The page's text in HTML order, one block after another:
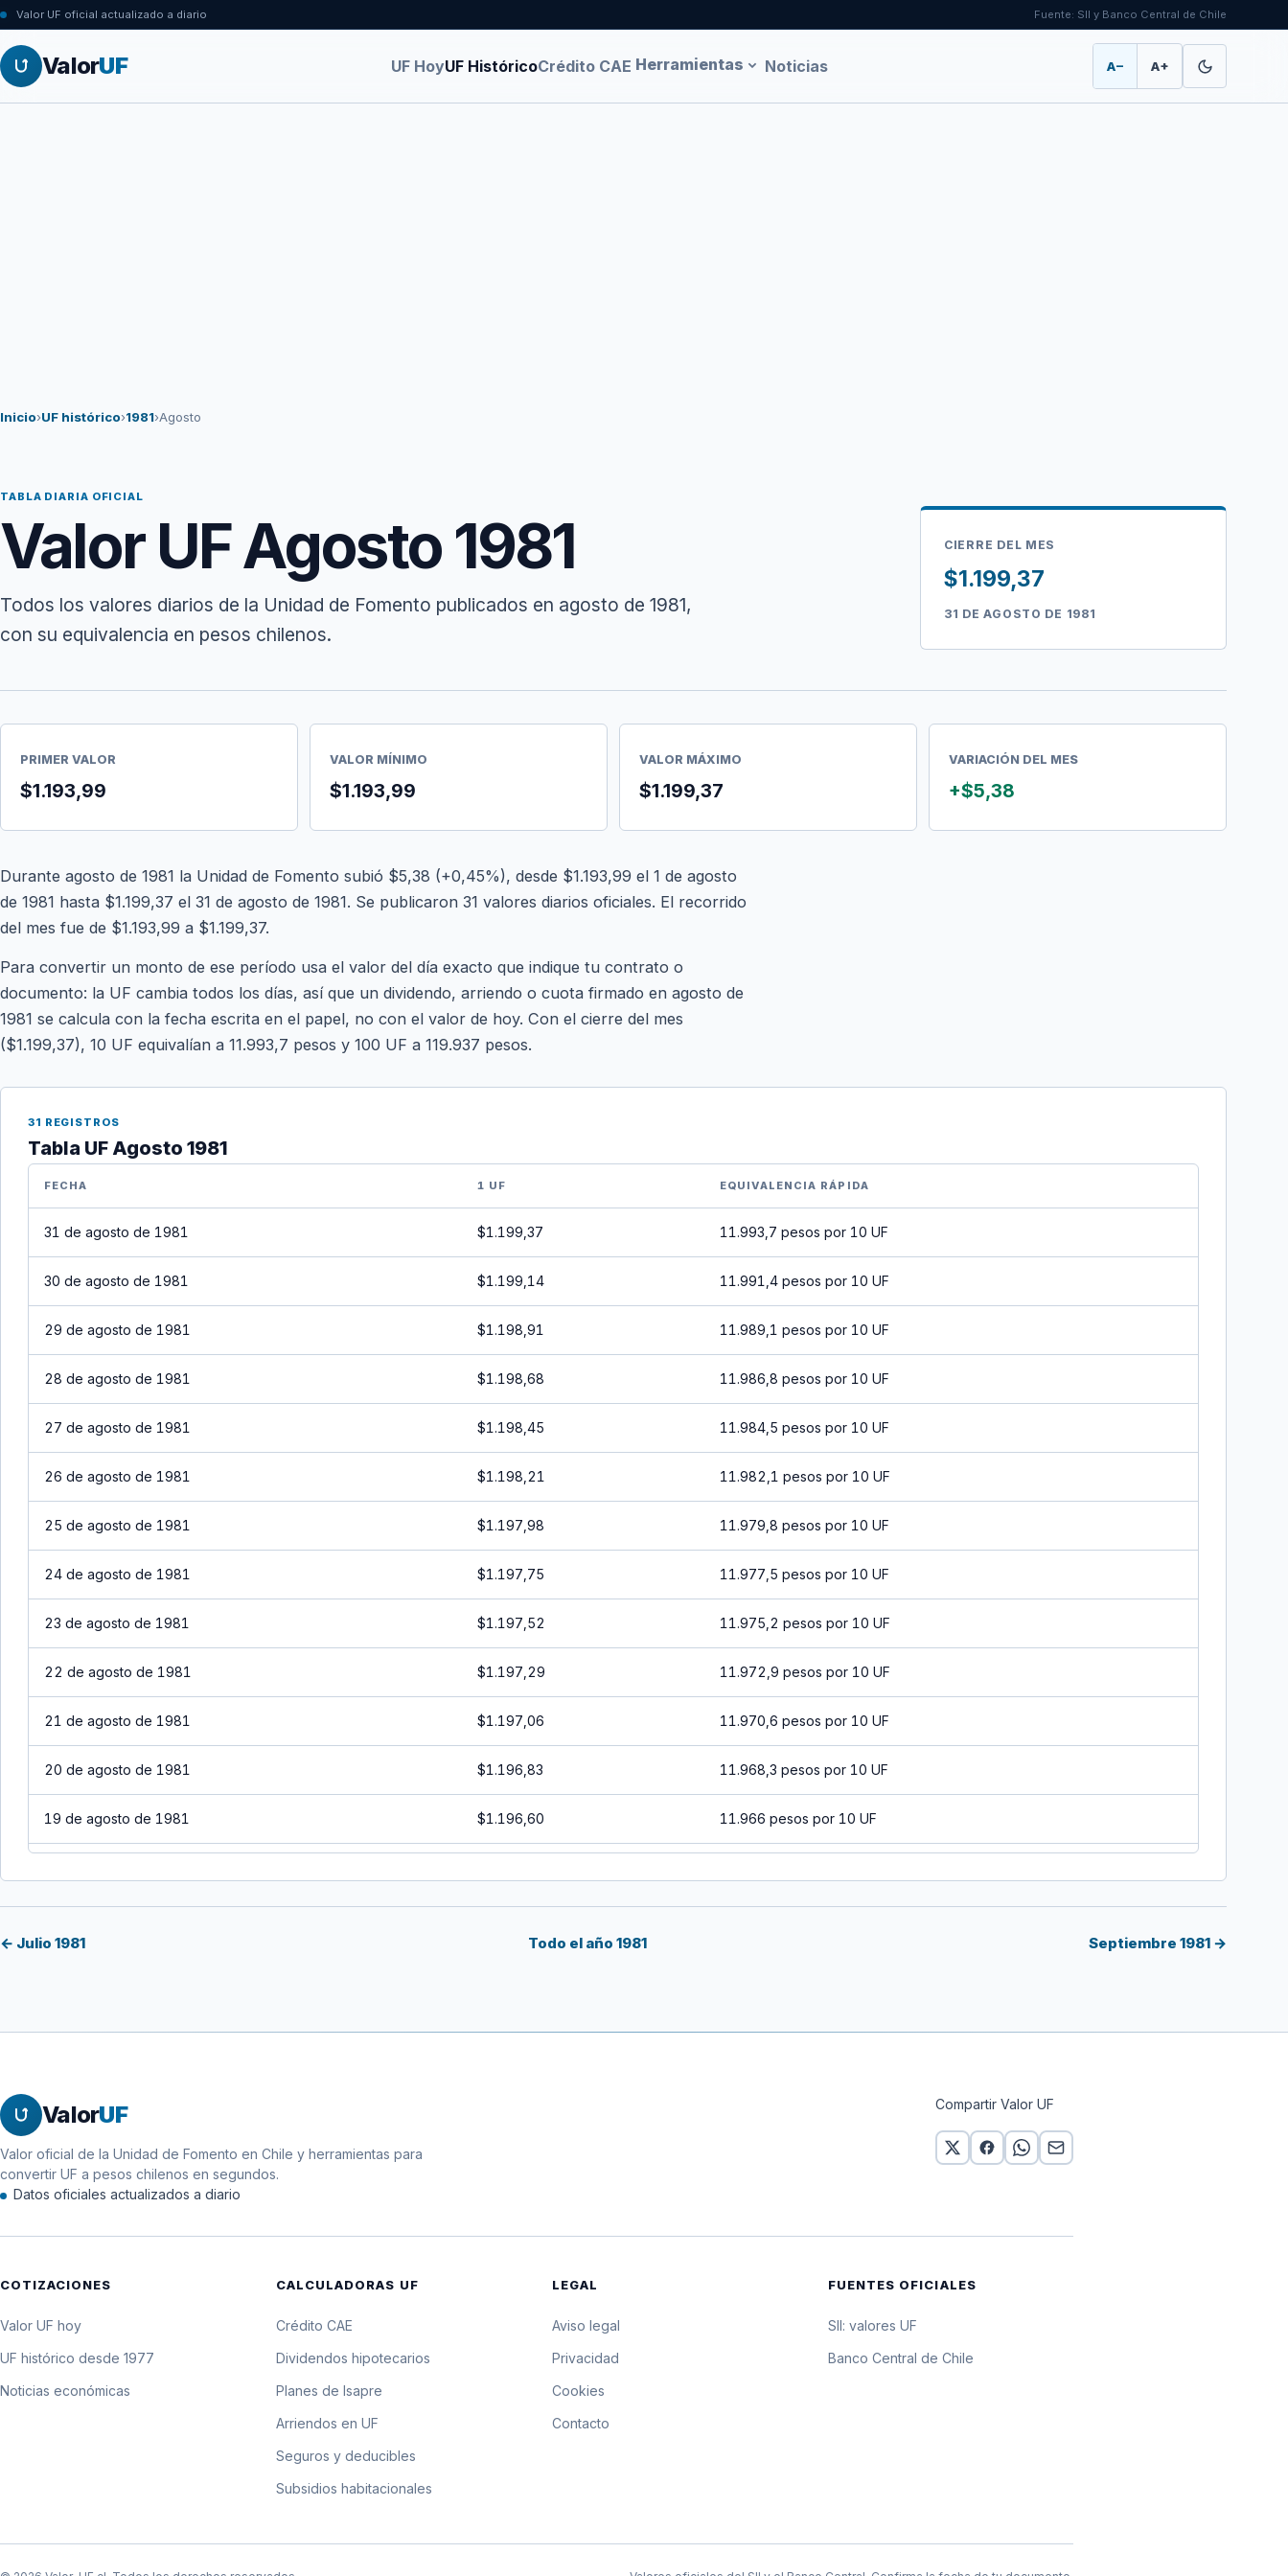
Valor UF oficial actualizado a diario Fuente: SII y Banco Central de Chile
ValorUF UF HoyUF HistóricoCrédito CAE Herramientas Noticias A− A+
Inicio›UF histórico›1981›Agosto
TABLA DIARIA OFICIAL
Valor UF Agosto 1981
Todos los valores diarios de la Unidad de Fomento publicados en agosto de 1981,
con su equivalencia en pesos chilenos.
CIERRE DEL MES
$1.199,37
31 DE AGOSTO DE 1981
PRIMER VALOR
$1.193,99
VALOR MÍNIMO
$1.193,99
VALOR MÁXIMO
$1.199,37
VARIACIÓN DEL MES
+$5,38
Durante agosto de 1981 la Unidad de Fomento subió $5,38 (+0,45%), desde $1.193,99 el 1 de agosto
de 1981 hasta $1.199,37 el 31 de agosto de 1981. Se publicaron 31 valores diarios oficiales. El recorrido
del mes fue de $1.193,99 a $1.199,37.
Para convertir un monto de ese período usa el valor del día exacto que indique tu contrato o
documento: la UF cambia todos los días, así que un dividendo, arriendo o cuota firmado en agosto de
1981 se calcula con la fecha escrita en el papel, no con el valor de hoy. Con el cierre del mes
($1.199,37), 10 UF equivalían a 11.993,7 pesos y 100 UF a 119.937 pesos.
31 REGISTROS
Tabla UF Agosto 1981
FECHA 1 UF EQUIVALENCIA RÁPIDA
31 de agosto de 1981 $1.199,37 11.993,7 pesos por 10 UF
30 de agosto de 1981 $1.199,14 11.991,4 pesos por 10 UF
29 de agosto de 1981 $1.198,91 11.989,1 pesos por 10 UF
28 de agosto de 1981 $1.198,68 11.986,8 pesos por 10 UF
27 de agosto de 1981 $1.198,45 11.984,5 pesos por 10 UF
26 de agosto de 1981 $1.198,21 11.982,1 pesos por 10 UF
25 de agosto de 1981 $1.197,98 11.979,8 pesos por 10 UF
24 de agosto de 1981 $1.197,75 11.977,5 pesos por 10 UF
23 de agosto de 1981 $1.197,52 11.975,2 pesos por 10 UF
22 de agosto de 1981 $1.197,29 11.972,9 pesos por 10 UF
21 de agosto de 1981 $1.197,06 11.970,6 pesos por 10 UF
20 de agosto de 1981 $1.196,83 11.968,3 pesos por 10 UF
19 de agosto de 1981 $1.196,60 11.966 pesos por 10 UF
13 de agosto de 1981
12 de agosto de 1981
8 de agosto de 1981 11.942,5 pesos por 10 UF
← Julio 1981 Todo el año 1981 Septiembre 1981 →
ValorUF
Valor oficial de la Unidad de Fomento en Chile y herramientas para
convertir UF a pesos chilenos en segundos.
Datos oficiales actualizados a diario
Compartir Valor UF
COTIZACIONES
Valor UF hoy
UF histórico desde 1977
Noticias económicas
CALCULADORAS UF
Crédito CAE
Dividendos hipotecarios
Planes de Isapre
Arriendos en UF
Seguros y deducibles
Subsidios habitacionales
LEGAL
Aviso legal
Privacidad
Cookies
Contacto
FUENTES OFICIALES
SII: valores UF
Banco Central de Chile